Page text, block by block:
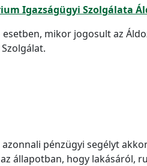
Igazságügyi Szolgálata
mikor jogosult az
pénzügyi segélyt
állapotban, hogy lakásáról,